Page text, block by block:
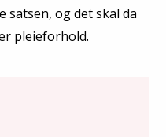
satsen, og det skal da
pleieforhold.